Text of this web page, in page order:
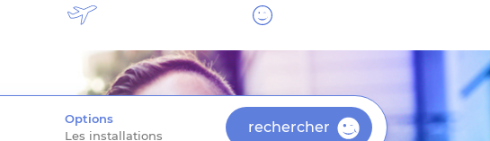
Options